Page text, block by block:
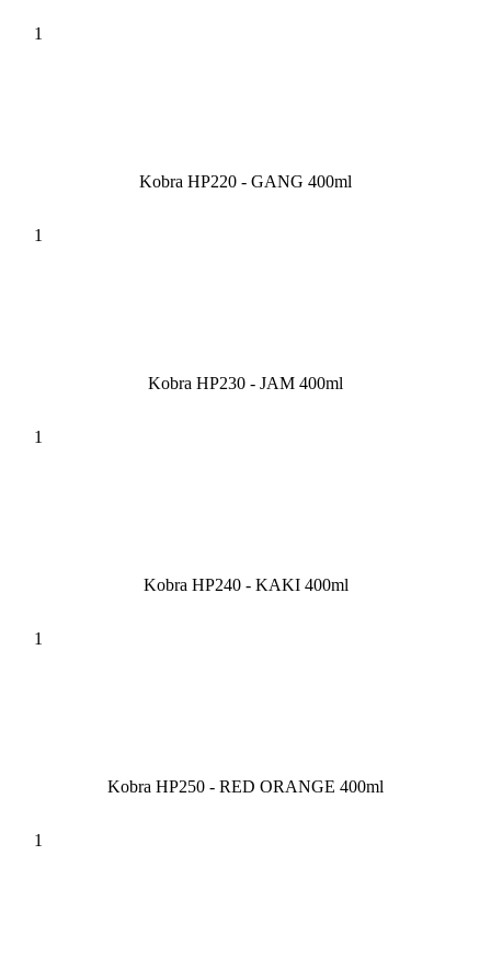
Kobra HP220 - GANG 400ml
Kobra HP230 - JAM 400ml
Kobra HP240 - KAKI 400ml
Kobra HP250 - RED ORANGE 400ml